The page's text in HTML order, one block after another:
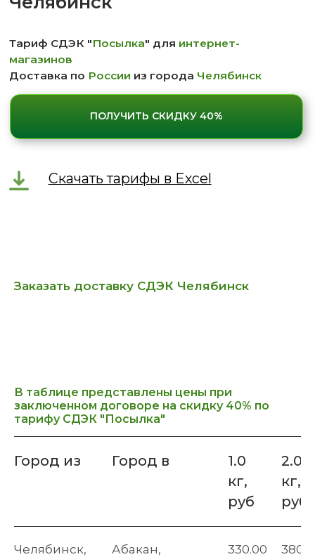
Скачать тарифы в Excel
Заказать доставку СДЭК Челябинск
В таблице представлены цены при
заключенном договоре на скидку 40% по
тарифу СДЭК "Посылка"
Город из Город в
1.0
кг,
руб
2.0
кг,
руб
Челябинск,
Абакан,
330.00